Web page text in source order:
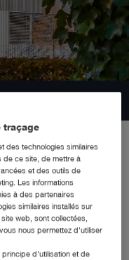
traçage
des technologies similaires
de ce site, de mettre à
et des outils de
Les informations
à des partenaires
similaires installés sur
web, sont collectées,
nous permettez d'utiliser
d'utilisation et de